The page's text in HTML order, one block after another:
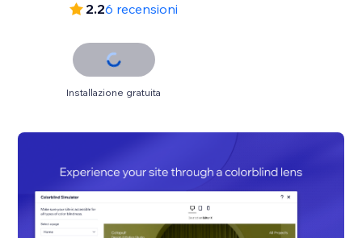
2.26 recensioni
Installazione gratuita